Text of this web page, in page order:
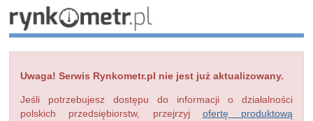
Uwaga! Serwis Rynkometr.pl nie jest już aktualizowany.
Jeśli potrzebujesz dostępu do informacji o działalności
polskich przedsiębiorstw, przejrzyj ofertę produktową